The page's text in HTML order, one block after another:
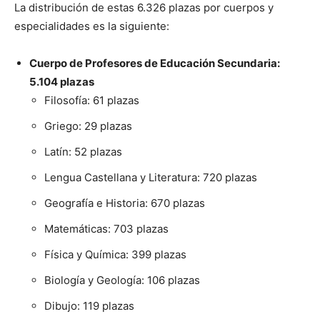
La distribución de estas 6.326 plazas por cuerpos y
especialidades es la siguiente:
Cuerpo de Profesores de Educación Secundaria:
5.104 plazas
Filosofía: 61 plazas
Griego: 29 plazas
Latín: 52 plazas
Lengua Castellana y Literatura: 720 plazas
Geografía e Historia: 670 plazas
Matemáticas: 703 plazas
Física y Química: 399 plazas
Biología y Geología: 106 plazas
Dibujo: 119 plazas